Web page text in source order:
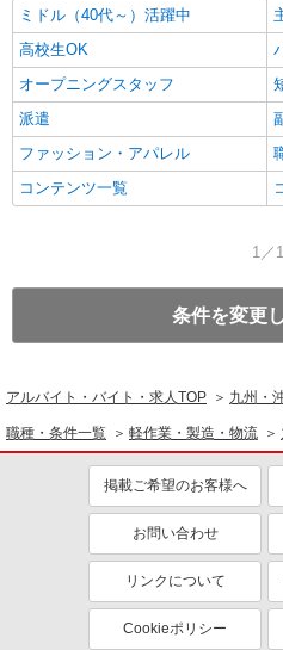
ミドル（40代～）活躍中
高校生OK
オープニングスタッフ
派遣
ファッション・アパレル
コンテンツ一覧
1／1
条件を変更
アルバイト・バイト・求人TOP 九州・
職種・条件一覧 軽作業・製造・物流
掲載ご希望のお客様へ
お問い合わせ
リンクについて
Cookieポリシー